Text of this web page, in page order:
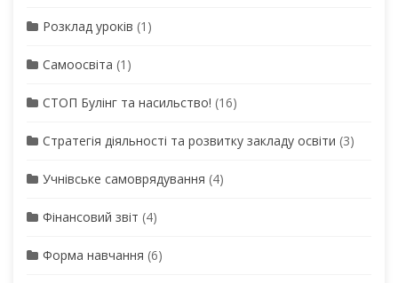
Розклад уроків (1)
Самоосвіта (1)
СТОП Булінг та насильство! (16)
Стратегія діяльності та розвитку закладу освіти (3)
Учнівське самоврядування (4)
Фінансовий звіт (4)
Форма навчання (6)